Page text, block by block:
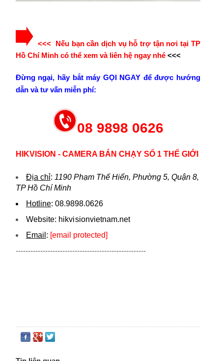
<<< Nếu bạn cần dịch vụ hỗ trợ tận nơi tại TP
Hồ Chí Minh có thể xem và liên hệ ngay nhé<<<
Đừng ngại, hãy bắt máy GỌI NGAY để được hướng
dẫn và tư vấn miễn phí:
08 9898 0626
HIKVISION - CAMERA BÁN CHẠY SỐ 1 THẾ GIỚI
Địa chỉ: 1190 Phạm Thế Hiển, Phường 5, Quận 8,
TP Hồ Chí Minh
Hotline: 08.9898.0626
Website: hikvi sionvietnam.net
Email : [email protected]
-----------------------------------------------------